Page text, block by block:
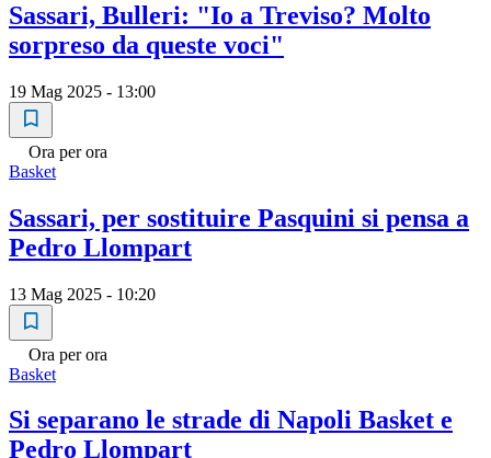
Sassari, Bulleri: "Io a Treviso? Molto
sorpreso da queste voci"
19 Mag 2025 - 13:00
Ora per ora
Basket
Sassari, per sostituire Pasquini si pensa a
Pedro Llompart
13 Mag 2025 - 10:20
Ora per ora
Basket
Si separano le strade di Napoli Basket e
Pedro Llompart